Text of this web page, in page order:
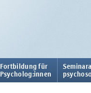
Fortbildung für
Psycholog:innen